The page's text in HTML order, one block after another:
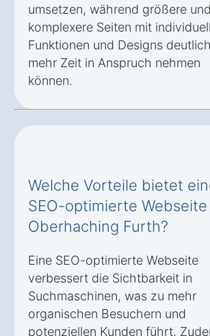
umsetzen, während größere und
komplexere Seiten mit
Funktionen und Designs deutlich
mehr Zeit in Anspruch nehmen
können.
Welche Vorteile bietet
SEO-optimierte Webseite
Oberhaching Furth?
Eine SEO-optimierte Webseite
verbessert die Sichtbarkeit in
Suchmaschinen, was zu mehr
organischen Besuchern und
potenziellen Kunden führt.